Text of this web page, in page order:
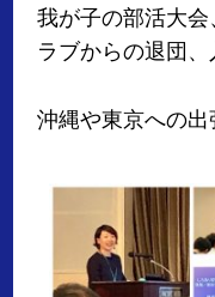
我が子の部活大
ラブからの退団、
沖縄や東京への出